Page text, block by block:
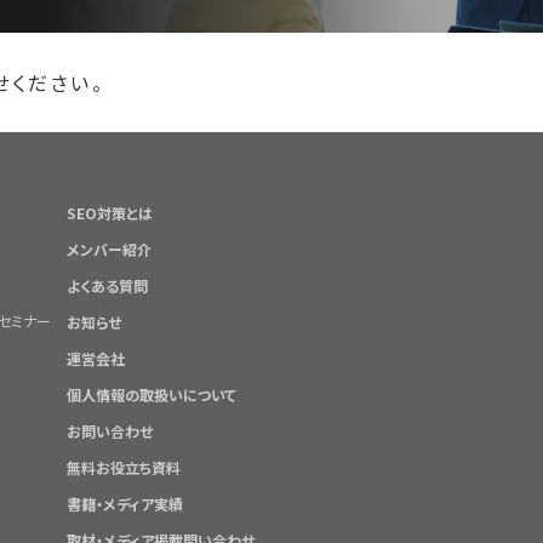
ださい。
ミナー
SEO対策とは
メンバー紹介
よくある質問
お知らせ
運営会社
個人情報の取扱いについて
お問い合わせ
無料お役立ち資料
書籍・メディア実績